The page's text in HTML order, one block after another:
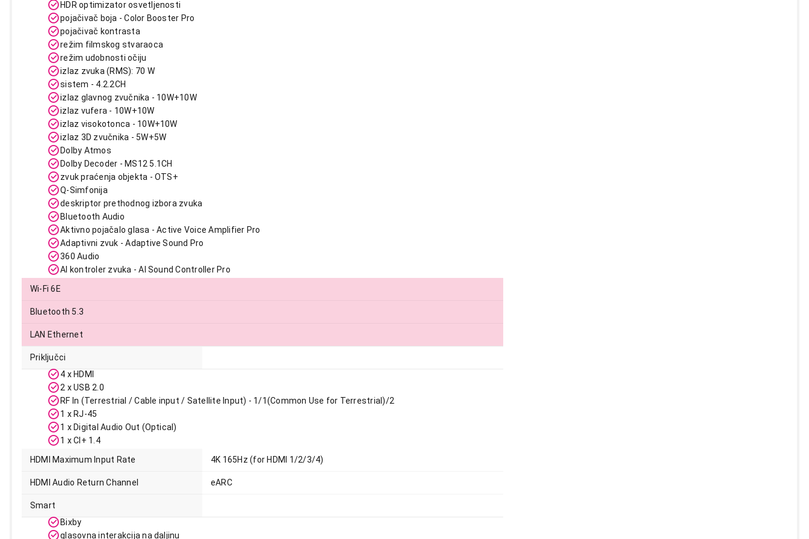
HDR optimizator osvetljenosti
pojačivač boja - Color Booster Pro
pojačivač kontrasta
režim filmskog stvaraoca
režim udobnosti očiju
izlaz zvuka (RMS): 70 W
sistem - 4.2.2CH
izlaz glavnog zvučnika - 10W+10W
izlaz vufera - 10W+10W
izlaz visokotonca - 10W+10W
izlaz 3D zvučnika - 5W+5W
Dolby Atmos
Dolby Decoder - MS12 5.1CH
zvuk praćenja objekta - OTS+
Q-Simfonija
deskriptor prethodnog izbora zvuka
Bluetooth Audio
Aktivno pojačalo glasa - Active Voice Amplifier Pro
Adaptivni zvuk - Adaptive Sound Pro
360 Audio
AI kontroler zvuka - AI Sound Controller Pro
Wi-Fi 6E
Bluetooth 5.3
LAN Ethernet
Priključci
4 x HDMI
2 x USB 2.0
RF In (Terrestrial / Cable input / Satellite Input) - 1/1(Common Use for Terrestrial)/2
1 x RJ-45
1 x Digital Audio Out (Optical)
1 x CI+ 1.4
HDMI Maximum Input Rate
4K 165Hz (for HDMI 1/2/3/4)
HDMI Audio Return Channel eARC
Smart
Bixby
glasovna interakcija na daljinu